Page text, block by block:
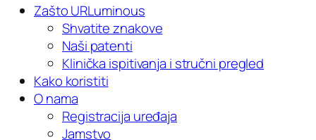
Zašto URLuminous
Shvatite znakove
Naši patenti
Klinička ispitivanja i stručni pregled
Kako koristiti
O nama
Registracija uređaja
Jamstvo